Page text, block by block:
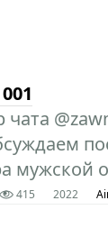
мужской
415 2022